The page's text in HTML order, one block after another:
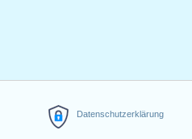
Datenschutzerklärung